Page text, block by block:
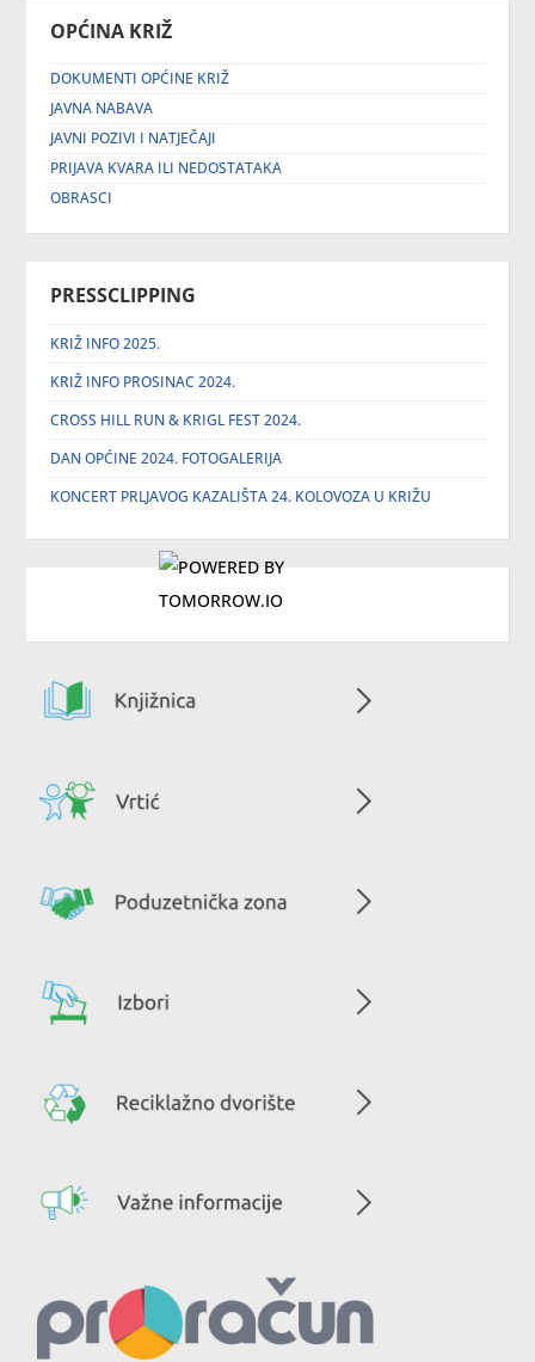
OPĆINA KRIŽ
DOKUMENTI OPĆINE KRIŽ
JAVNA NABAVA
JAVNI POZIVI I NATJEČAJI
PRIJAVA KVARA ILI NEDOSTATAKA
OBRASCI
PRESSCLIPPING
KRIŽ INFO 2025.
KRIŽ INFO PROSINAC 2024.
CROSS HILL RUN & KRIGL FEST 2024.
DAN OPĆINE 2024. FOTOGALERIJA
KONCERT PRLJAVOG KAZALIŠTA 24. KOLOVOZA U KRIŽU